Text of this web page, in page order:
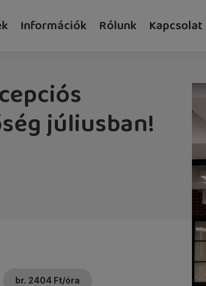
Információk Rólunk Kapcsolat
júliusban!
br. 2404 Ft/óra